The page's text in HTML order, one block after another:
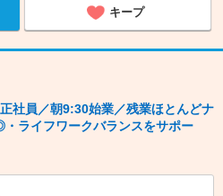
キープ
社員／朝9:30始業／残業ほとんどナ
ライフワークバランスをサポー